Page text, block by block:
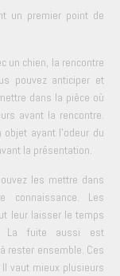
un premier point de
un chien, la rencontre
pouvez anticiper et
dans la pièce où
avant la rencontre.
objet ayant l'odeur du
la présentation.
les mettre dans
Les
leur laisser le temps
La fuite aussi est
rester ensemble. Ces
vaut mieux plusieurs